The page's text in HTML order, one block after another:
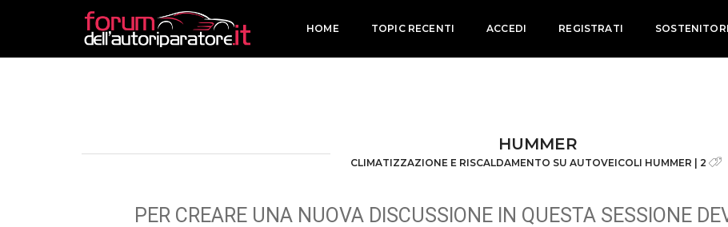
HOME TOPIC RECENTI ACCEDI REGISTRATI SOSTENITORI
HUMMER
CLIMATIZZAZIONE E RISCALDAMENTO SU AUTOVEICOLI HUMMER | 2
PER CREARE UNA NUOVA DISCUSSIONE IN QUESTA SESSIONE